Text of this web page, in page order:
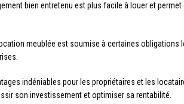
bien entretenu est plus facile à louer et
meublée est soumise à certaines obligations
indéniables pour les propriétaires et les
son investissement et optimiser sa rentabilité.